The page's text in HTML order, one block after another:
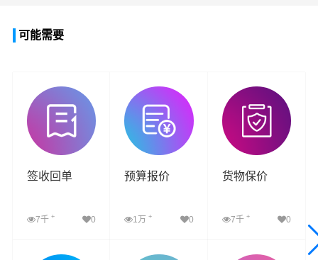
可能需要
签收回单
7千 + 0
查看详细
预算报价
1万+ 0
查看详细
货物保价
7千 + 0
查看详细